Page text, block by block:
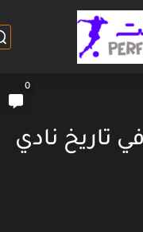
في تاريخ نادي